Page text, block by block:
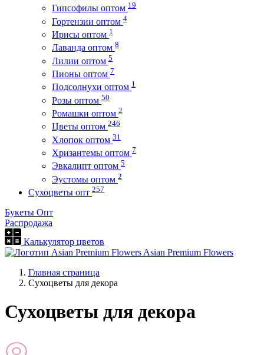
Гипсофилы оптом 19
Гортензии оптом 4
Ирисы оптом 1
Лаванда оптом 8
Лилии оптом 5
Пионы оптом 7
Подсолнухи оптом 1
Розы оптом 50
Ромашки оптом 2
Цветы оптом 246
Хлопок оптом 31
Хризантемы оптом 7
Эвкалипт оптом 5
Эустомы оптом 2
Сухоцветы опт 257
Букеты Опт
Распродажа
Калькулятор цветов
Asian Premium Flowers
Главная страница
Сухоцветы для декора
Сухоцветы для декора